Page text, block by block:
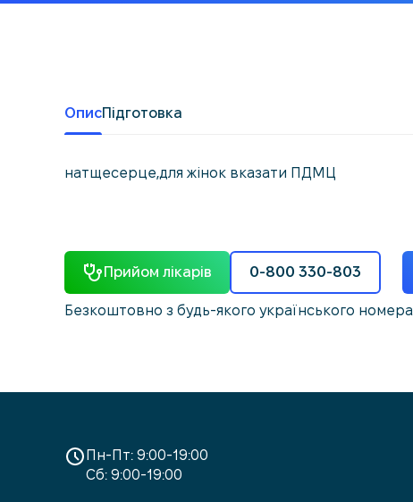
ОписПідготовка
натщесерце,для жінок вказати ПДМЦ
Прийом лікарів 0-800 330-803
Безкоштовно з будь-якого українського номера
Пн-Пт: 9:00-19:00
Сб: 9:00-19:00